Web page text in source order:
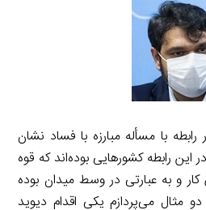
با مسأله مبارزه با فساد نشان
رابطه کشورهایی بوده‌اند که قوه
و به عبارتی در وسط میدان بوده
مثال می‌پردازم یکی اقدام دیوید